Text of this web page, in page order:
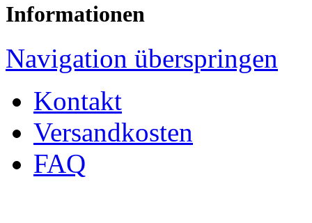
Informationen
Navigation überspringen
Kontakt
Versandkosten
FAQ